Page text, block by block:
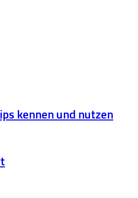
kennen und nutzen